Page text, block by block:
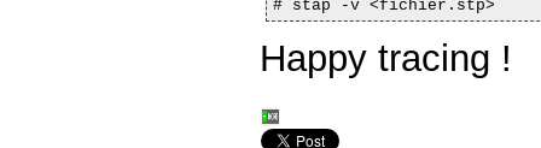
# stap -v <fichier.stp>
Happy tracing !